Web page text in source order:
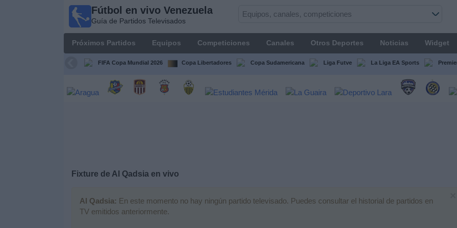
Fútbol en vivo Venezuela
Guía de Partidos Televisados
Próximos Partidos Equipos Competiciones Canales Otros Deportes Noticias Widget
FIFA Copa Mundial 2026 Copa Libertadores Copa Sudamericana Liga Futve La Liga EA Sports
Fixture de Al Qadsiaen vivo
Al Qadsia: En este momento no hay ningún partido televisado. Puedes consultar el historial de partidos en
TV emitidos anteriormente.
Fútbol en
Venezuela